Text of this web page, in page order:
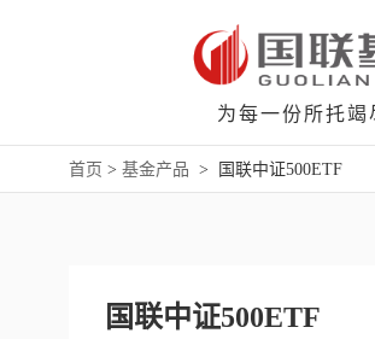
为每一份所托竭
首页 > 基金产品 > 国联中证500ETF
国联中证500ETF